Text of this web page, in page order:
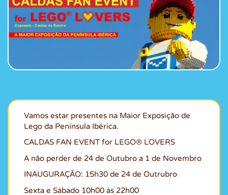
Vamos estar presentes na Maior Exposição de
Lego da Península Ibérica.
CALDAS FAN EVENT for LEGO® LOVERS
A não perder de 24 de Outubro a 1 de Novembro
INAUGURAÇÃO: 15h30 de 24 de Outrubro
Sexta e Sábado 10h00 às 22h00